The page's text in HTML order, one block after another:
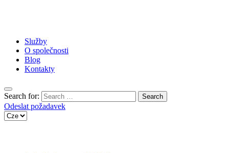
Služby
O společnosti
Blog
Kontakty
Search for:
Odeslat požadavek